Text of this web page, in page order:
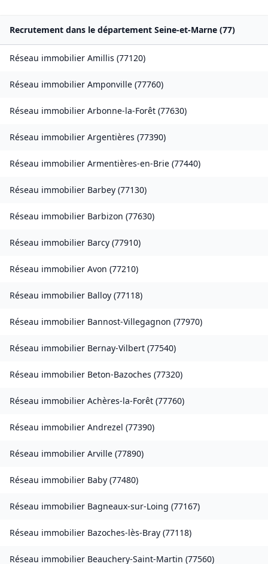
Recrutement dans le département Seine-et-Marne (77)
Réseau immobilier Amillis (77120)
Réseau immobilier Amponville (77760)
Réseau immobilier Arbonne-la-Forêt (77630)
Réseau immobilier Argentières (77390)
Réseau immobilier Armentières-en-Brie (77440)
Réseau immobilier Barbey (77130)
Réseau immobilier Barbizon (77630)
Réseau immobilier Barcy (77910)
Réseau immobilier Avon (77210)
Réseau immobilier Balloy (77118)
Réseau immobilier Bannost-Villegagnon (77970)
Réseau immobilier Bernay-Vilbert (77540)
Réseau immobilier Beton-Bazoches (77320)
Réseau immobilier Achères-la-Forêt (77760)
Réseau immobilier Andrezel (77390)
Réseau immobilier Arville (77890)
Réseau immobilier Baby (77480)
Réseau immobilier Bagneaux-sur-Loing (77167)
Réseau immobilier Bazoches-lès-Bray (77118)
Réseau immobilier Beauchery-Saint-Martin (77560)